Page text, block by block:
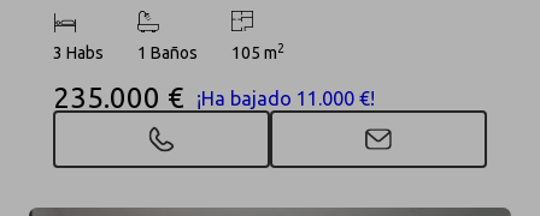
3 Habs 1 Baños 105 m2
235.000 € ¡Ha bajado 11.000 €!